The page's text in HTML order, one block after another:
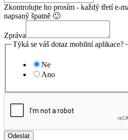
Zkontrolujte ho prosím - každý třetí e-
napsaný špatně 🙂
Zpráva
mohlTýká se váš dotaz mobilní aplikace?
Ne
Ano
Odeslat